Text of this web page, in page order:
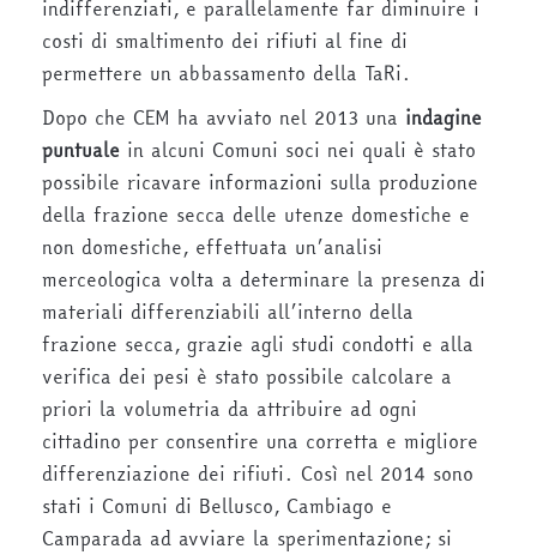
indifferenziati, e parallelamente far diminuire i
costi di smaltimento dei rifiuti al fine di
permettere un abbassamento della TaRi.
Dopo che CEM ha avviato nel 2013 una indagine
puntuale in alcuni Comuni soci nei quali è stato
possibile ricavare informazioni sulla produzione
della frazione secca delle utenze domestiche e
non domestiche, effettuata un’analisi
merceologica volta a determinare la presenza di
materiali differenziabili all’interno della
frazione secca, grazie agli studi condotti e alla
verifica dei pesi è stato possibile calcolare a
priori la volumetria da attribuire ad ogni
cittadino per consentire una corretta e migliore
differenziazione dei rifiuti. Così nel 2014 sono
stati i Comuni di Bellusco, Cambiago e
Camparada ad avviare la sperimentazione; si